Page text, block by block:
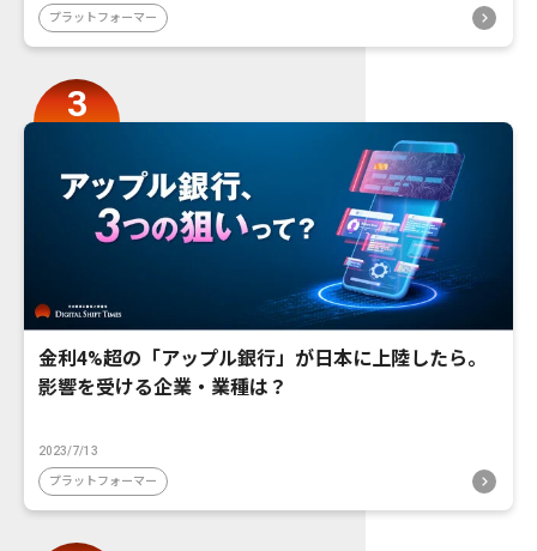
プラットフォーマー
金利4%超の「アップル銀行」が日本に上陸したら。
影響を受ける企業・業種は？
2023/7/13
プラットフォーマー